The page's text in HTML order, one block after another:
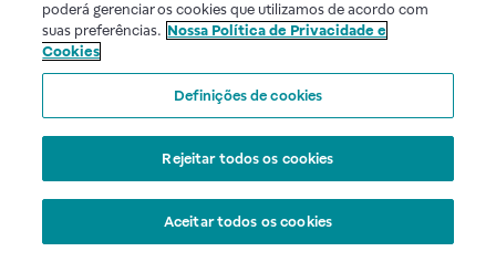
poderá gerenciar os cookies que utilizamos de acordo com
suas preferências. Nossa Política de Privacidade e
Cookies
Definições de cookies
Rejeitar todos os cookies
Aceitar todos os cookies